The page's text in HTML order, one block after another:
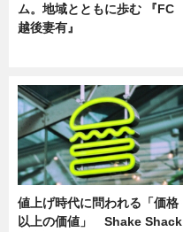
ム。地域とともに歩む 『FC
越後妻有』
値上げ時代に問われる「価格
以上の価値」 Shake Shack